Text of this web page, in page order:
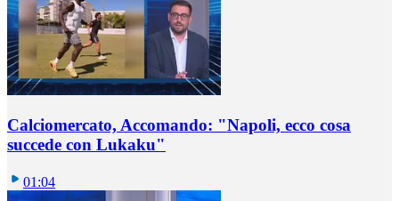
Calciomercato, Accomando: "Napoli, ecco cosa
succede con Lukaku"
01:04